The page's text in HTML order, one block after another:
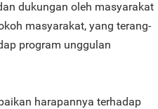
dukungan oleh masyarakat
masyarakat, yang terang-
program unggulan
harapannya terhadap